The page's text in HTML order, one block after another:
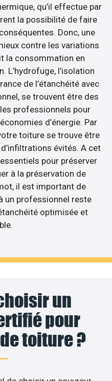
qu’il effectue par
la possibilité de faire
Donc, une
contre les variations
la consommation en
L’hydrofuge, l’isolation
de l’étanchéité avec
se trouvent être des
professionnels pour
d’énergie. Par
toiture se trouve être
évités. A cet
pour préserver
à la préservation de
il est important de
un professionnel reste
optimisée et
un
pour
toiture ?